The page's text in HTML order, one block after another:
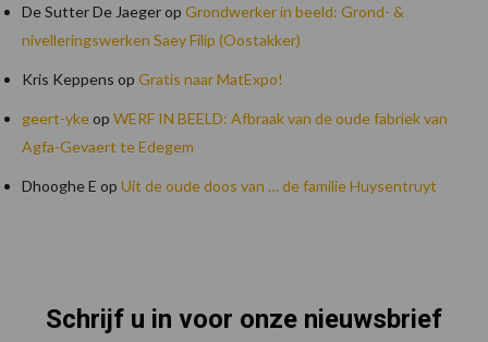
De Sutter De Jaegerop Grondwerker in beeld: Grond- &
nivelleringswerken Saey Filip (Oostakker)
Kris Keppens op Gratis naar MatExpo!
geert-ykeop WERF IN BEELD: Afbraak van de oude fabriek van
Agfa-Gevaert te Edegem
Dhooghe E op Uit de oude doos van … de familie Huysentruyt
FooterSchrijf u in voor onze nieuwsbrief